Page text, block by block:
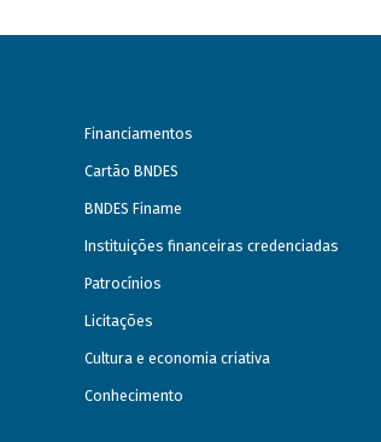
Financiamentos
Cartão BNDES
BNDES Finame
Instituições financeiras credenciadas
Patrocínios
Licitações
Cultura e economia criativa
Conhecimento